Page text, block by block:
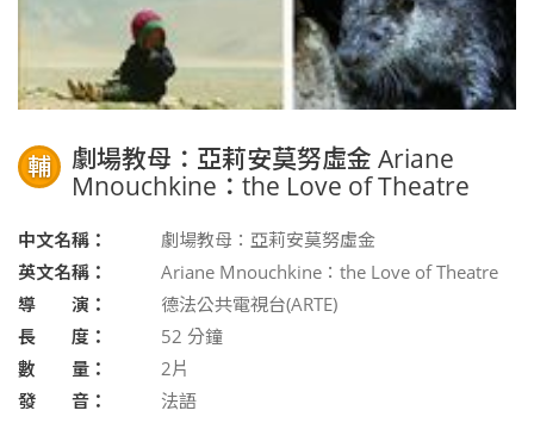
輔
劇場教母：亞莉安莫努虛金 Ariane
Mnouchkine：the Love of Theatre
中文名稱：
劇場教母：亞莉安莫努虛金
英文名稱：
Ariane Mnouchkine：the Love of Theatre
導 演：
德法公共電視台(ARTE)
長 度：
52 分鐘
數 量：
2片
發 音：
法語